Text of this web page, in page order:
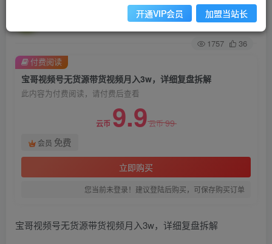
关注 私信
1757 36
宝哥视频号无货源带货视频月入3w，详细复盘拆解
此内容为付费阅读，请付费后查看
云币 9.9云币99
会员 免费
立即购买
您当前未登录！建议登陆后购买，可保存购买订单
付费阅读
宝哥视频号无货源带货视频月入3w，详细复盘拆解
开通VIP会员 加盟当站长